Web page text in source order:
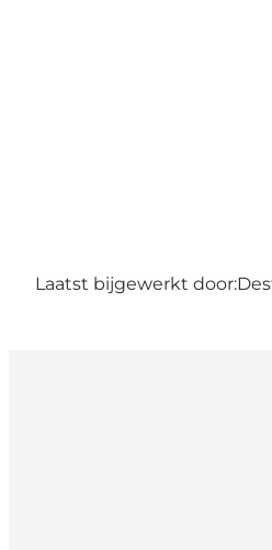
Laatst bijgewerkt door: